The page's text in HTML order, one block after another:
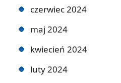
czerwiec 2024
maj 2024
kwiecień 2024
luty 2024